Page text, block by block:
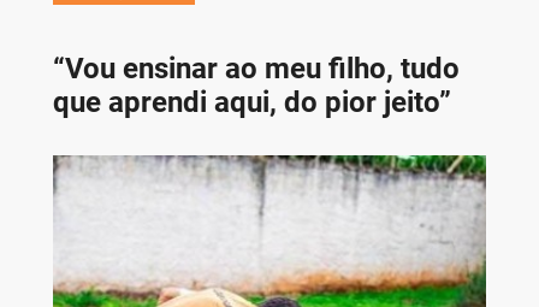
“Vou ensinar ao meu filho, tudo
que aprendi aqui, do pior jeito”